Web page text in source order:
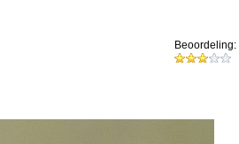
Beoordeling: